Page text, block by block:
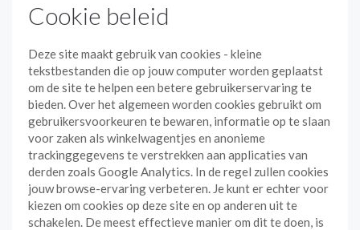
Cookie beleid
Deze site maakt gebruik van cookies - kleine
tekstbestanden die op jouw computer worden geplaatst
om de site te helpen een betere gebruikerservaring te
bieden. Over het algemeen worden cookies gebruikt om
gebruikersvoorkeuren te bewaren, informatie op te slaan
voor zaken als winkelwagentjes en anonieme
trackinggegevens te verstrekken aan applicaties van
derden zoals Google Analytics. In de regel zullen cookies
jouw browse-ervaring verbeteren. Je kunt er echter voor
kiezen om cookies op deze site en op anderen uit te
schakelen. De meest effectieve manier om dit te doen, is